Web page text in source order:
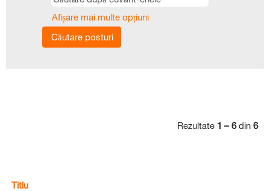
Afișare mai multe opțiuni
Rezultate 1 – 6din 6
Titlu